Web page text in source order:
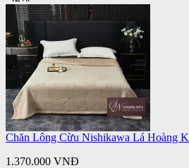
Chăn Lông Cừu Nishikawa Lá Hoàng
1.370.000 VNĐ